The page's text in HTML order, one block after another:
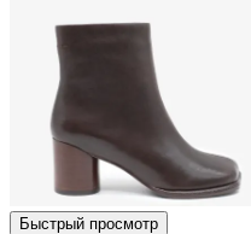
Быстрый просмотр